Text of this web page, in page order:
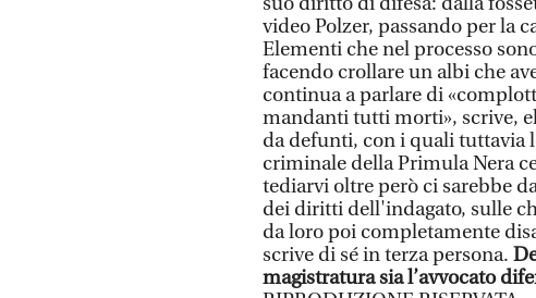
video Polzer, passando per la
Elementi che nel processo
facendo crollare un albi che
continua a parlare di
mandanti tutti morti», scrive,
da defunti, con i quali tuttavia
criminale della Primula Nera
tediarvi oltre però ci sarebbe
dei diritti dell'indagato, sulle
da loro poi completamente
scrive di sé in terza persona.
magistratura sia l’avvocato